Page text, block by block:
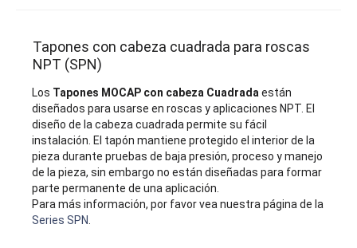
Tapones con cabeza cuadrada para roscas
NPT (SPN)
Los Tapones MOCAP con cabeza Cuadradaestán
diseñados para usarse en roscas y aplicaciones NPT. El
diseño de la cabeza cuadrada permite su fácil
instalación. El tapón mantiene protegido el interior de la
pieza durante pruebas de baja presión, proceso y manejo
de la pieza, sin embargo no están diseñadas para formar
parte permanente de una aplicación.
Para más información, por favor vea nuestra página de la
Series SPN.